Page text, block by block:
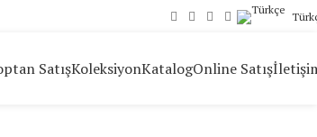
SatışKoleksiyonKatalogOnline Satış